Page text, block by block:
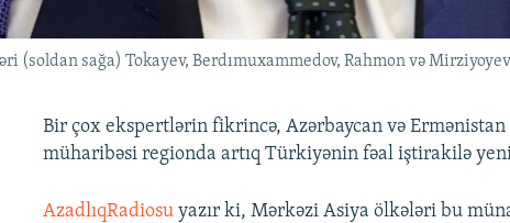
(soldan sağa) Tokayev, Berdımuxammedov, Rahmon və Mirziyoyev
Bir çox ekspertlərin fikrincə, Azərbaycan və Ermənistan
müharibəsi regionda artıq Türkiyənin fəal iştirakilə
AzadlıqRadiosu yazır ki, Mərkəzi Asiya ölkələri bu